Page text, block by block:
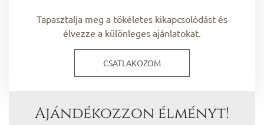
Tapasztalja meg a tökéletes kikapcsolódást és
élvezze a különleges ajánlatokat.
CSATLAKOZOM
Ajándékozzon élményt!